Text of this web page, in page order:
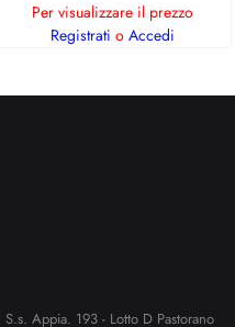
Per visualizzare il prezzo
Registrati o Accedi
Appia. 193 - Lotto D Pastorano